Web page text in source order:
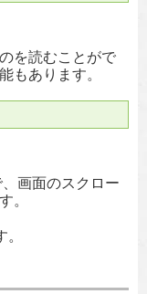
を読むことがで
もあります。
画面のスクロー
。